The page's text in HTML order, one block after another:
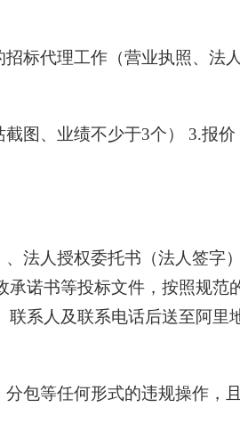
标代理工作（营业执照、法
图、业绩不少于3个） 3.报
法人授权委托书（法人签字
诺书等投标文件，按照规范
系人及联系电话后送至阿里
包等任何形式的违规操作，